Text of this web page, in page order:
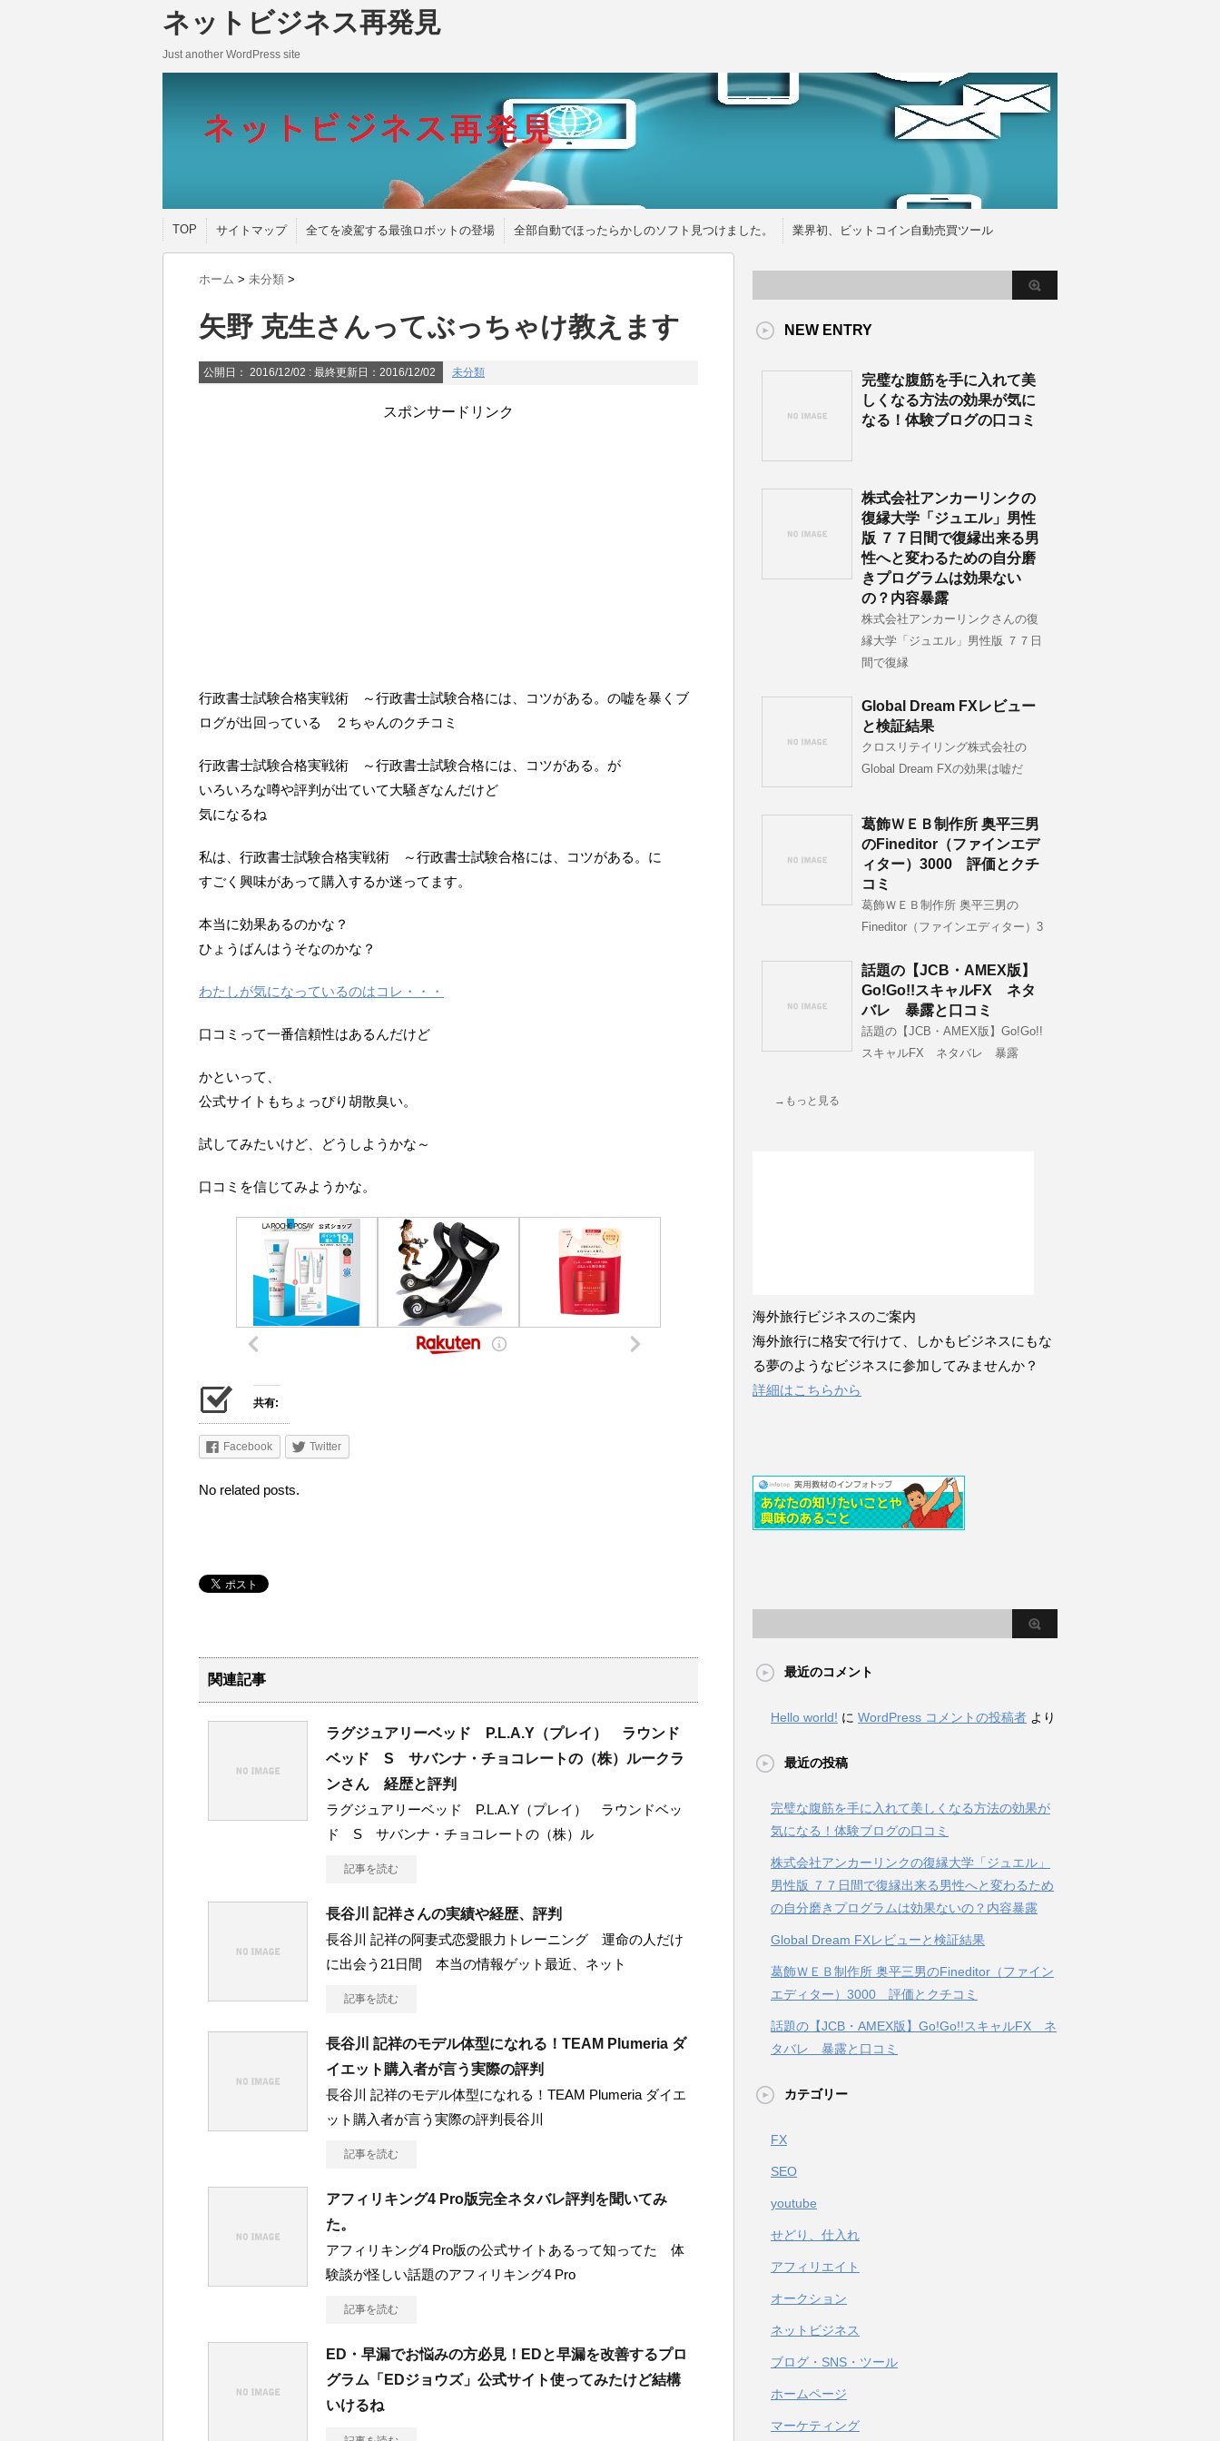
ネットビジネス再発見
Just another WordPress site
TOP サイトマップ 全てを凌駕する最強ロボットの登場 全部自動でほったらかしのソフト見つけました。 業界初、ビットコイン自動売買ツール
ホーム > 未分類 >
矢野 克生さんってぶっちゃけ教えます
公開日： 2016/12/02 : 最終更新日：2016/12/02 未分類
スポンサードリンク
行政書士試験合格実戦術 ～行政書士試験合格には、コツがある。の嘘を暴くブ
ログが出回っている ２ちゃんのクチコミ
行政書士試験合格実戦術 ～行政書士試験合格には、コツがある。が
いろいろな噂や評判が出ていて大騒ぎなんだけど
気になるね
私は、行政書士試験合格実戦術 ～行政書士試験合格には、コツがある。に
すごく興味があって購入するか迷ってます。
本当に効果あるのかな？
ひょうばんはうそなのかな？
わたしが気になっているのはコレ・・・
口コミって一番信頼性はあるんだけど
かといって、
公式サイトもちょっぴり胡散臭い。
試してみたいけど、どうしようかな～
口コミを信じてみようかな。
共有:
Facebook Twitter
No related posts.
関連記事
ラグジュアリーベッド P.L.A.Y（プレイ） ラウンド
ベッド S サバンナ・チョコレートの（株）ルークラ
ンさん 経歴と評判
ラグジュアリーベッド P.L.A.Y（プレイ） ラウンドベッ
ド S サバンナ・チョコレートの（株）ル
記事を読む
長谷川 記祥さんの実績や経歴、評判
長谷川 記祥の阿妻式恋愛眼力トレーニング 運命の人だけ
に出会う21日間 本当の情報ゲット最近、ネット
記事を読む
長谷川 記祥のモデル体型になれる！TEAM Plumeria ダ
イエット購入者が言う実際の評判
長谷川 記祥のモデル体型になれる！TEAM Plumeria ダイエ
ット購入者が言う実際の評判長谷川
記事を読む
アフィリキング4 Pro版完全ネタバレ評判を聞いてみ
た。
アフィリキング4 Pro版の公式サイトあるって知ってた 体
験談が怪しい話題のアフィリキング4 Pro
記事を読む
ED・早漏でお悩みの方必見！EDと早漏を改善するプロ
グラム「EDジョウズ」公式サイト使ってみたけど結構
いけるね
NEW ENTRY
完璧な腹筋を手に入れて美
しくなる方法の効果が気に
なる！体験ブログの口コミ
株式会社アンカーリンクの
復縁大学「ジュエル」男性
版 ７７日間で復縁出来る男
性へと変わるための自分磨
きプログラムは効果ない
の？内容暴露
株式会社アンカーリンクさんの復
縁大学「ジュエル」男性版 ７７日
間で復縁
Global Dream FXレビュー
と検証結果
クロスリテイリング株式会社の
Global Dream FXの効果は嘘だ
葛飾ＷＥＢ制作所 奥平三男
のFineditor（ファインエデ
ィター）3000 評価とクチ
コミ
葛飾ＷＥＢ制作所 奥平三男の
Fineditor（ファインエディター）3
話題の【JCB・AMEX版】
Go!Go!!スキャルFX ネタ
バレ 暴露と口コミ
話題の【JCB・AMEX版】Go!Go!!
スキャルFX ネタバレ 暴露
→もっと見る
海外旅行ビジネスのご案内
海外旅行に格安で行けて、しかもビジネスにもな
る夢のようなビジネスに参加してみませんか？
詳細はこちらから
最近のコメント
Hello world! に WordPress コメントの投稿者 より
最近の投稿
完璧な腹筋を手に入れて美しくなる方法の効果が
気になる！体験ブログの口コミ
株式会社アンカーリンクの復縁大学「ジュエル」
男性版 ７７日間で復縁出来る男性へと変わるため
の自分磨きプログラムは効果ないの？内容暴露
Global Dream FXレビューと検証結果
葛飾ＷＥＢ制作所 奥平三男のFineditor（ファイン
エディター）3000 評価とクチコミ
話題の【JCB・AMEX版】Go!Go!!スキャルFX ネ
タバレ 暴露と口コミ
カテゴリー
FX
SEO
youtube
せどり、仕入れ
アフィリエイト
オークション
ネットビジネス
ブログ・SNS・ツール
ホームページ
マーケティング